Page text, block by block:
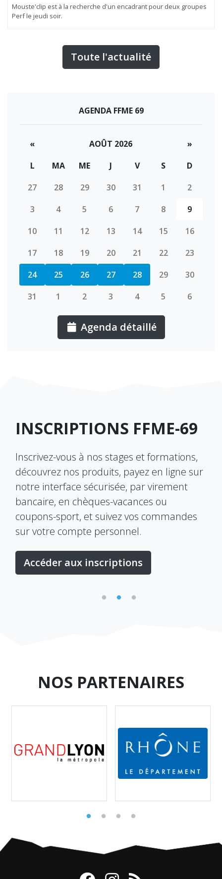
Mouste'clip est à la recherche d'un encadrant pour deux groupes
Perf le jeudi soir.
Toute l'actualité
AGENDA FFME 69
« AOÛT 2026
»
L
MA ME J V S
D
27
28 29 30 31 1
2
3
4 5 6 7 8
9
10
11 12 13 14 15
16
17
18 19 20 21 22
23
24
25 26 27 28 29
30
31
1 2 3 4 5 6
Agenda détaillé
INSCRIPTIONS FFME-69
Inscrivez-vous à nos stages et formations,
découvrez nos produits, payez en ligne sur
notre interface sécurisée, par virement
bancaire, en chèques-vacances ou
coupons-sport, et suivez vos commandes
sur votre compte personnel.
Accéder aux inscriptions
NOS PARTENAIRES